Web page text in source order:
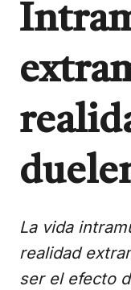
La vida
realidad
ser el efecto